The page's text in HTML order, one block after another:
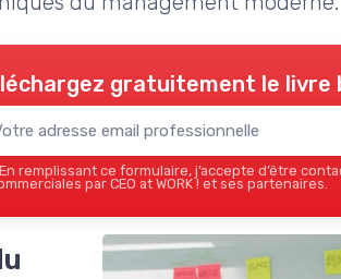
gratuitement le livre
En remplissant ce formulaire, j’accepte d’être
par CEO at WORK ! et ses partenaires.